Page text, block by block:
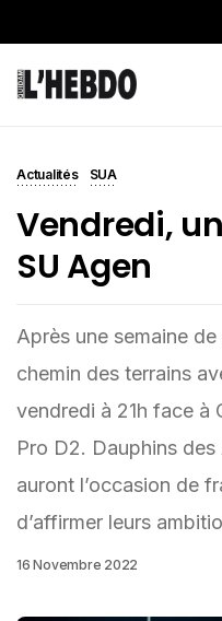
Actualités SUA
Vendredi,
SU Agen
Après une semaine
chemin des terrains
vendredi à 21h face à
Pro D2. Dauphins
auront l’occasion de
d’affirmer leurs
16 Novembre 2022